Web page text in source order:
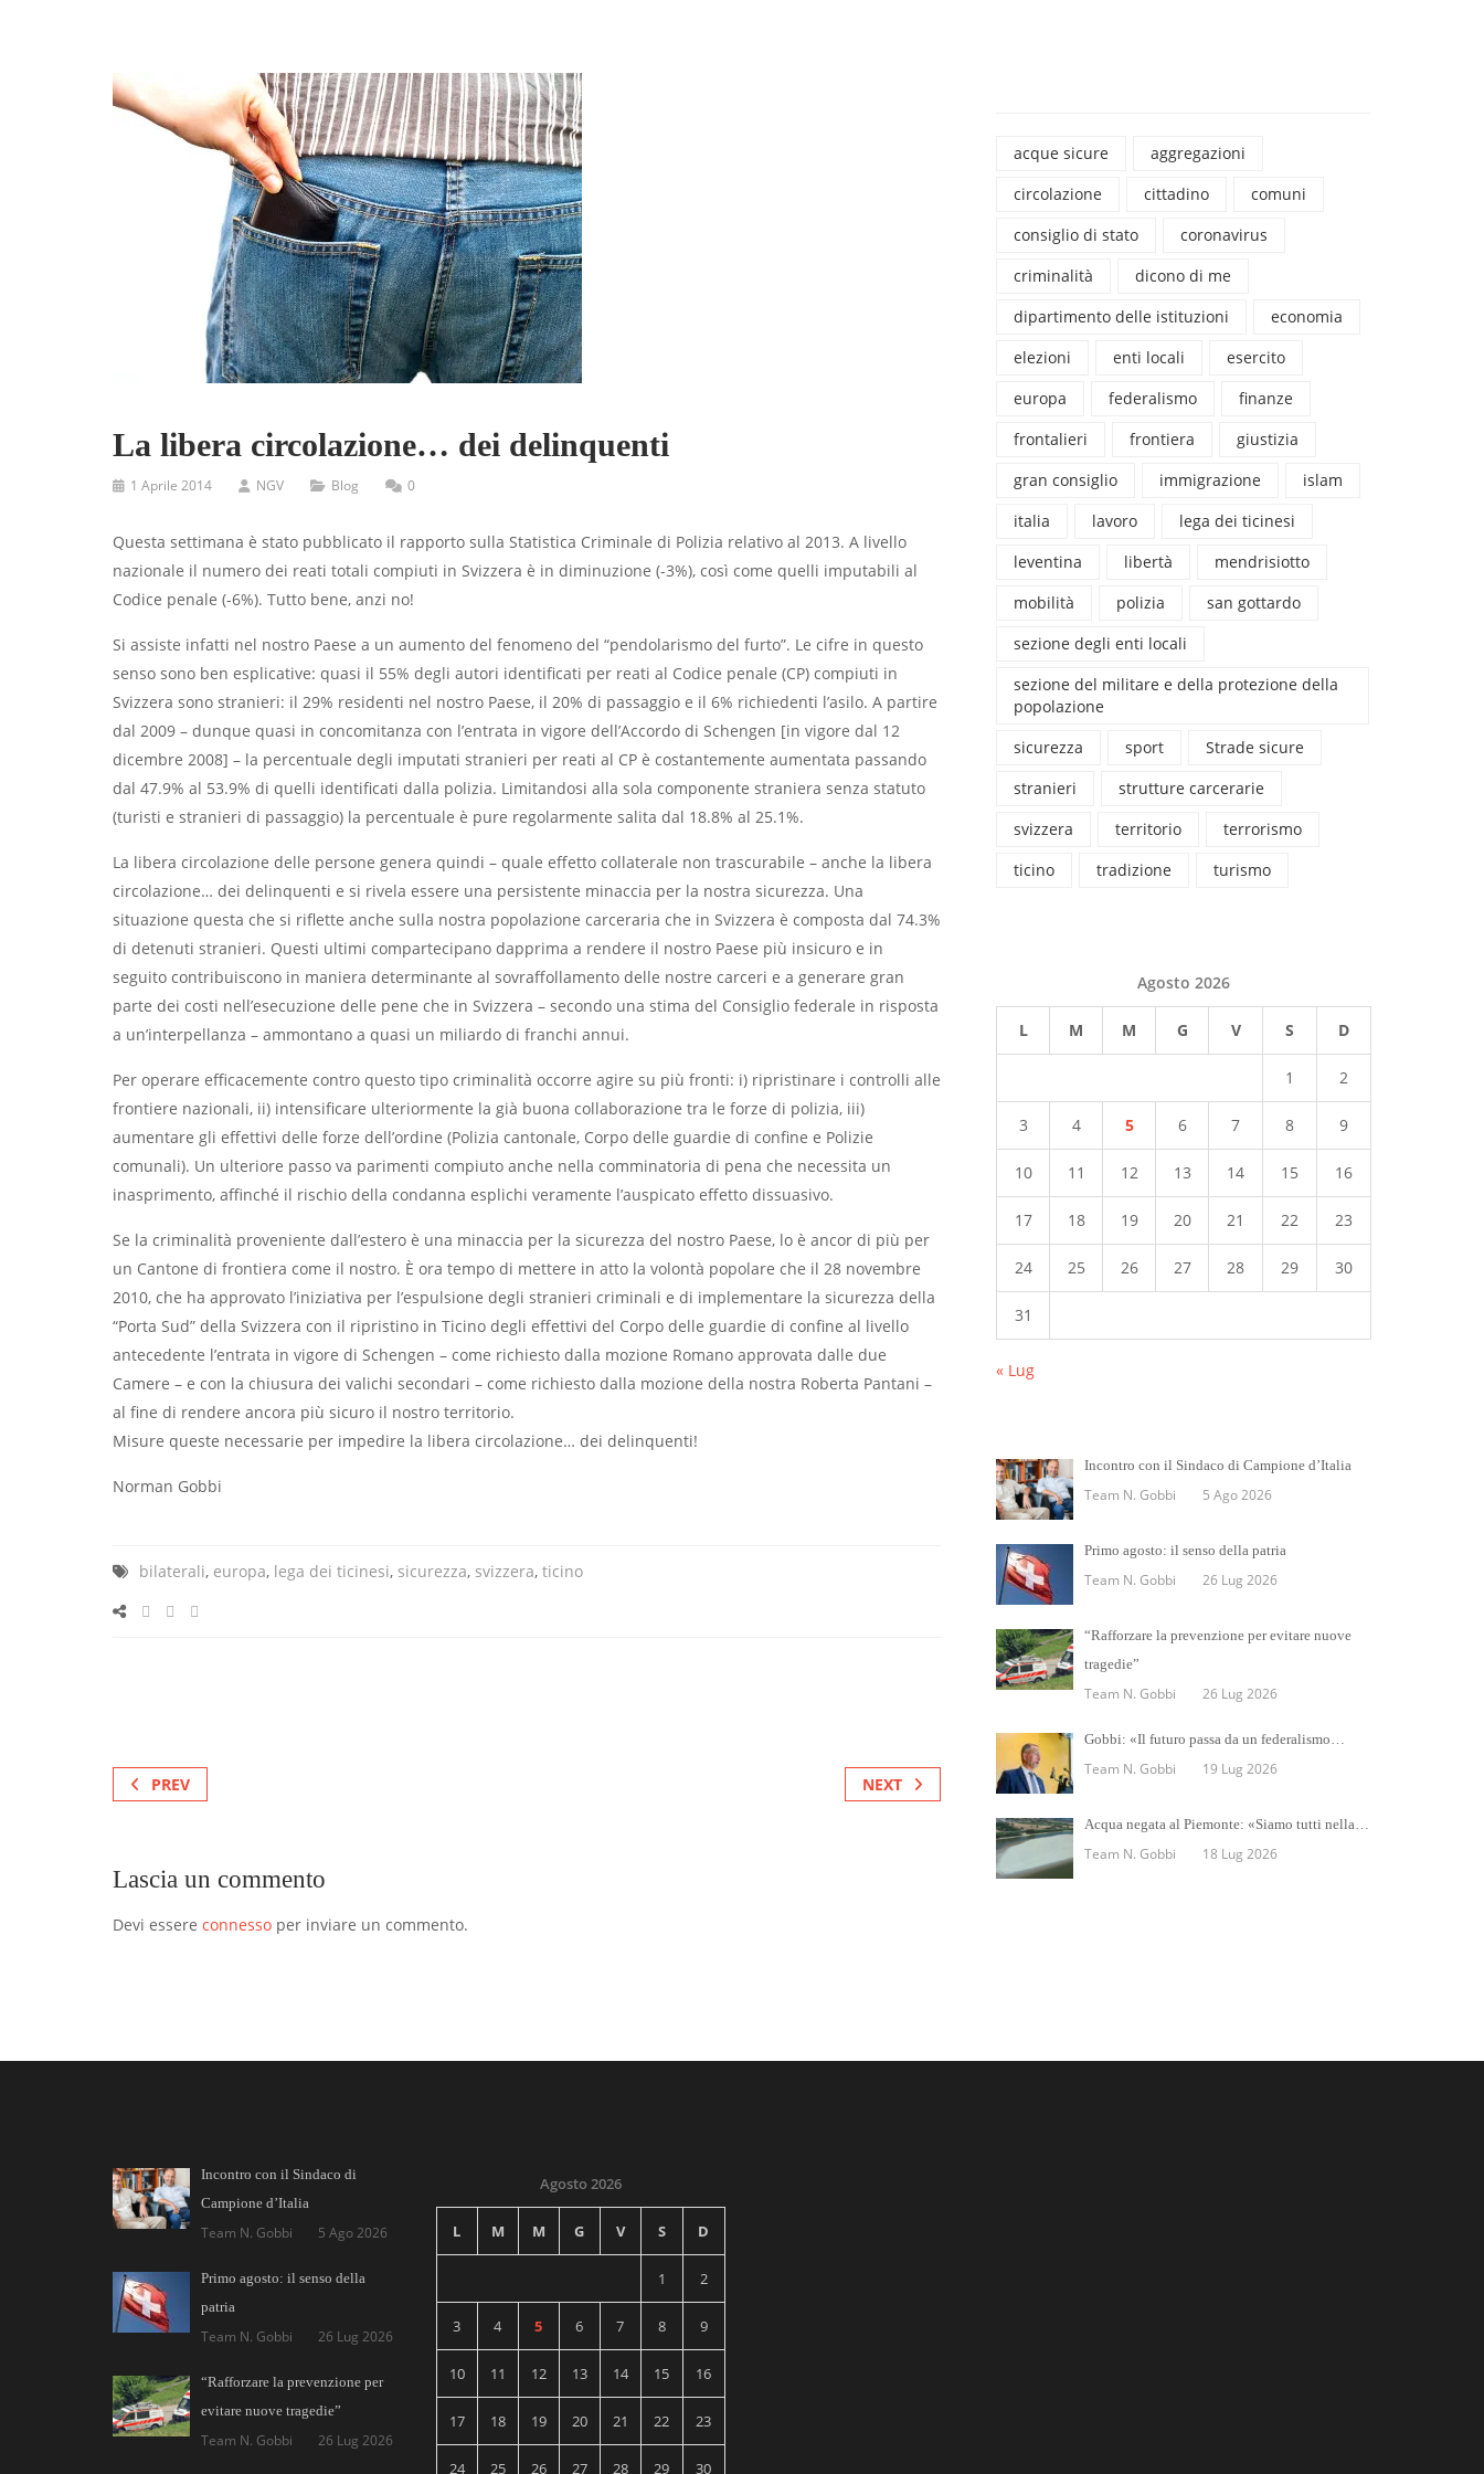
La libera circolazione… dei delinquenti
1 Aprile 2014 NGV Blog 0
Questa settimana è stato pubblicato il rapporto sulla Statistica Criminale di Polizia relativo al 2013. A livello
nazionale il numero dei reati totali compiuti in Svizzera è in diminuzione (-3%), così come quelli imputabili al
Codice penale (-6%). Tutto bene, anzi no!
Si assiste infatti nel nostro Paese a un aumento del fenomeno del “pendolarismo del furto”. Le cifre in questo
senso sono ben esplicative: quasi il 55% degli autori identificati per reati al Codice penale (CP) compiuti in
Svizzera sono stranieri: il 29% residenti nel nostro Paese, il 20% di passaggio e il 6% richiedenti l’asilo. A partire
dal 2009 – dunque quasi in concomitanza con l’entrata in vigore dell’Accordo di Schengen [in vigore dal 12
dicembre 2008] – la percentuale degli imputati stranieri per reati al CP è costantemente aumentata passando
dal 47.9% al 53.9% di quelli identificati dalla polizia. Limitandosi alla sola componente straniera senza statuto
(turisti e stranieri di passaggio) la percentuale è pure regolarmente salita dal 18.8% al 25.1%.
La libera circolazione delle persone genera quindi – quale effetto collaterale non trascurabile – anche la libera
circolazione… dei delinquenti e si rivela essere una persistente minaccia per la nostra sicurezza. Una
situazione questa che si riflette anche sulla nostra popolazione carceraria che in Svizzera è composta dal 74.3%
di detenuti stranieri. Questi ultimi compartecipano dapprima a rendere il nostro Paese più insicuro e in
seguito contribuiscono in maniera determinante al sovraffollamento delle nostre carceri e a generare gran
parte dei costi nell’esecuzione delle pene che in Svizzera – secondo una stima del Consiglio federale in risposta
a un’interpellanza – ammontano a quasi un miliardo di franchi annui.
Per operare efficacemente contro questo tipo criminalità occorre agire su più fronti: i) ripristinare i controlli alle
frontiere nazionali, ii) intensificare ulteriormente la già buona collaborazione tra le forze di polizia, iii)
aumentare gli effettivi delle forze dell’ordine (Polizia cantonale, Corpo delle guardie di confine e Polizie
comunali). Un ulteriore passo va parimenti compiuto anche nella comminatoria di pena che necessita un
inasprimento, affinché il rischio della condanna esplichi veramente l’auspicato effetto dissuasivo.
Se la criminalità proveniente dall’estero è una minaccia per la sicurezza del nostro Paese, lo è ancor di più per
un Cantone di frontiera come il nostro. È ora tempo di mettere in atto la volontà popolare che il 28 novembre
2010, che ha approvato l’iniziativa per l’espulsione degli stranieri criminali e di implementare la sicurezza della
“Porta Sud” della Svizzera con il ripristino in Ticino degli effettivi del Corpo delle guardie di confine al livello
antecedente l’entrata in vigore di Schengen – come richiesto dalla mozione Romano approvata dalle due
Camere – e con la chiusura dei valichi secondari – come richiesto dalla mozione della nostra Roberta Pantani –
al fine di rendere ancora più sicuro il nostro territorio.
Misure queste necessarie per impedire la libera circolazione… dei delinquenti!
Norman Gobbi
bilaterali, europa, lega dei ticinesi, sicurezza, svizzera, ticino
PREV NEXT
Lascia un commento
Devi essere connesso per inviare un commento.
acque sicure
aggregazioni
circolazione
cittadino
comuni
consiglio di stato
coronavirus
criminalità
dicono di me
dipartimento delle istituzioni
economia
elezioni
enti locali
esercito
europa
federalismo
finanze
frontalieri
frontiera
giustizia
gran consiglio
immigrazione
islam
italia
lavoro
lega dei ticinesi
leventina
libertà
mendrisiotto
mobilità
polizia
san gottardo
sezione degli enti locali
sezione del militare e della protezione della
popolazione
sicurezza
sport
Strade sicure
stranieri
strutture carcerarie
svizzera
territorio
terrorismo
ticino
tradizione turismo
Agosto 2026
L M M G V S D
1 2
3 4 5 6 7 8 9
10 11 12 13 14 15 16
17 18 19 20 21 22 23
24 25 26 27 28 29 30
31
« Lug
Incontro con il Sindaco di Campione d’Italia
Team N. Gobbi 5 Ago 2026
Primo agosto: il senso della patria
Team N. Gobbi 26 Lug 2026
“Rafforzare la prevenzione per evitare nuove
tragedie”
Team N. Gobbi 26 Lug 2026
Gobbi: «Il futuro passa da un federalismo…
Team N. Gobbi 19 Lug 2026
Acqua negata al Piemonte: «Siamo tutti nella…
Team N. Gobbi 18 Lug 2026
Incontro con il Sindaco di
Campione d’Italia
Team N. Gobbi 5 Ago 2026
Primo agosto: il senso della
patria
Team N. Gobbi 26 Lug 2026
“Rafforzare la prevenzione per
evitare nuove tragedie”
Team N. Gobbi 26 Lug 2026
Agosto 2026
L M M G V S D
1 2
3 4 5 6 7 8 9
10 11 12 13 14 15 16
17 18 19 20 21 22 23
24 25 26 27 28 29 30